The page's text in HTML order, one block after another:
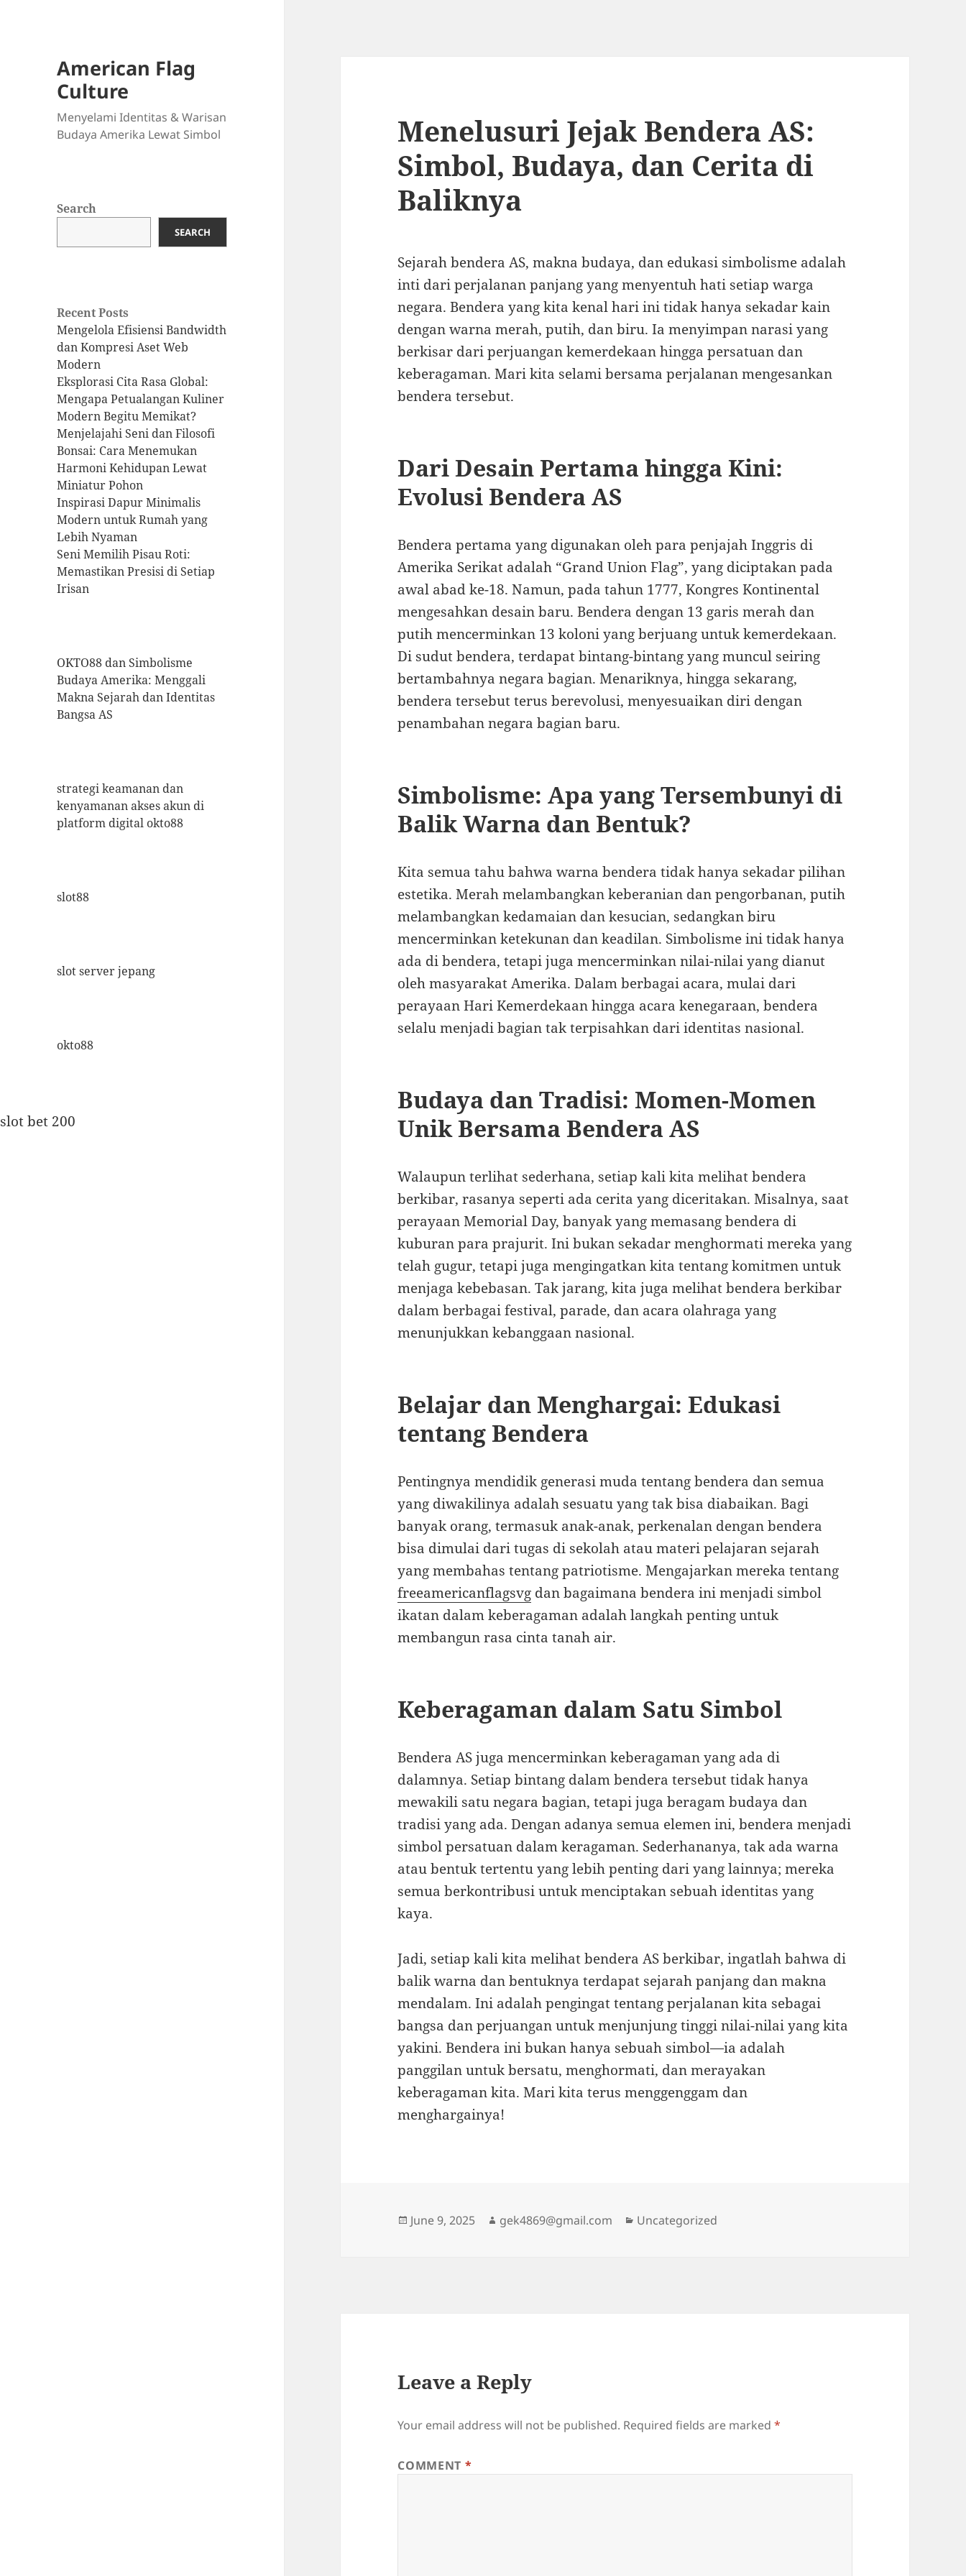
American Flag
Culture
Menyelami Identitas & Warisan
Budaya Amerika Lewat Simbol
Search
SEARCH
Recent Posts
Mengelola Efisiensi Bandwidth
dan Kompresi Aset Web
Modern
Eksplorasi Cita Rasa Global:
Mengapa Petualangan Kuliner
Modern Begitu Memikat?
Menjelajahi Seni dan Filosofi
Bonsai: Cara Menemukan
Harmoni Kehidupan Lewat
Miniatur Pohon
Inspirasi Dapur Minimalis
Modern untuk Rumah yang
Lebih Nyaman
Seni Memilih Pisau Roti:
Memastikan Presisi di Setiap
Irisan
OKTO88 dan Simbolisme
Budaya Amerika: Menggali
Makna Sejarah dan Identitas
Bangsa AS
strategi keamanan dan
kenyamanan akses akun di
platform digital okto88
slot88
slot server jepang
okto88
slot bet 200
Menelusuri Jejak Bendera AS:
Simbol, Budaya, dan Cerita di
Baliknya
Sejarah bendera AS, makna budaya, dan edukasi simbolisme adalah
inti dari perjalanan panjang yang menyentuh hati setiap warga
negara. Bendera yang kita kenal hari ini tidak hanya sekadar kain
dengan warna merah, putih, dan biru. Ia menyimpan narasi yang
berkisar dari perjuangan kemerdekaan hingga persatuan dan
keberagaman. Mari kita selami bersama perjalanan mengesankan
bendera tersebut.
Dari Desain Pertama hingga Kini:
Evolusi Bendera AS
Bendera pertama yang digunakan oleh para penjajah Inggris di
Amerika Serikat adalah “Grand Union Flag”, yang diciptakan pada
awal abad ke-18. Namun, pada tahun 1777, Kongres Kontinental
mengesahkan desain baru. Bendera dengan 13 garis merah dan
putih mencerminkan 13 koloni yang berjuang untuk kemerdekaan.
Di sudut bendera, terdapat bintang-bintang yang muncul seiring
bertambahnya negara bagian. Menariknya, hingga sekarang,
bendera tersebut terus berevolusi, menyesuaikan diri dengan
penambahan negara bagian baru.
Simbolisme: Apa yang Tersembunyi di
Balik Warna dan Bentuk?
Kita semua tahu bahwa warna bendera tidak hanya sekadar pilihan
estetika. Merah melambangkan keberanian dan pengorbanan, putih
melambangkan kedamaian dan kesucian, sedangkan biru
mencerminkan ketekunan dan keadilan. Simbolisme ini tidak hanya
ada di bendera, tetapi juga mencerminkan nilai-nilai yang dianut
oleh masyarakat Amerika. Dalam berbagai acara, mulai dari
perayaan Hari Kemerdekaan hingga acara kenegaraan, bendera
selalu menjadi bagian tak terpisahkan dari identitas nasional.
Budaya dan Tradisi: Momen-Momen
Unik Bersama Bendera AS
Walaupun terlihat sederhana, setiap kali kita melihat bendera
berkibar, rasanya seperti ada cerita yang diceritakan. Misalnya, saat
perayaan Memorial Day, banyak yang memasang bendera di
kuburan para prajurit. Ini bukan sekadar menghormati mereka yang
telah gugur, tetapi juga mengingatkan kita tentang komitmen untuk
menjaga kebebasan. Tak jarang, kita juga melihat bendera berkibar
dalam berbagai festival, parade, dan acara olahraga yang
menunjukkan kebanggaan nasional.
Belajar dan Menghargai: Edukasi
tentang Bendera
Pentingnya mendidik generasi muda tentang bendera dan semua
yang diwakilinya adalah sesuatu yang tak bisa diabaikan. Bagi
banyak orang, termasuk anak-anak, perkenalan dengan bendera
bisa dimulai dari tugas di sekolah atau materi pelajaran sejarah
yang membahas tentang patriotisme. Mengajarkan mereka tentang
freeamericanflagsvg dan bagaimana bendera ini menjadi simbol
ikatan dalam keberagaman adalah langkah penting untuk
membangun rasa cinta tanah air.
Keberagaman dalam Satu Simbol
Bendera AS juga mencerminkan keberagaman yang ada di
dalamnya. Setiap bintang dalam bendera tersebut tidak hanya
mewakili satu negara bagian, tetapi juga beragam budaya dan
tradisi yang ada. Dengan adanya semua elemen ini, bendera menjadi
simbol persatuan dalam keragaman. Sederhananya, tak ada warna
atau bentuk tertentu yang lebih penting dari yang lainnya; mereka
semua berkontribusi untuk menciptakan sebuah identitas yang
kaya.
Jadi, setiap kali kita melihat bendera AS berkibar, ingatlah bahwa di
balik warna dan bentuknya terdapat sejarah panjang dan makna
mendalam. Ini adalah pengingat tentang perjalanan kita sebagai
bangsa dan perjuangan untuk menjunjung tinggi nilai-nilai yang kita
yakini. Bendera ini bukan hanya sebuah simbol—ia adalah
panggilan untuk bersatu, menghormati, dan merayakan
keberagaman kita. Mari kita terus menggenggam dan
menghargainya!
Posted
June 9, 2025 Author
gek4869@gmail.com Categories
Uncategorized
Leave a Reply
Your email address will not be published. Required fields are marked*
COMMENT *